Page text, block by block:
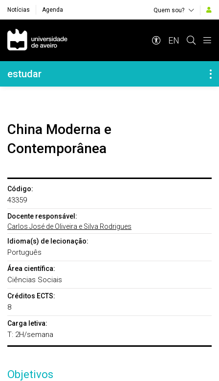
Notícias Agenda Quem sou?
Navegação Principal
EN
Navegação Lateral
estudar
China Moderna e
Contemporânea
Código:
43359
Docente responsável:
Carlos José de Oliveira e Silva Rodrigues
Idioma(s) de lecionação:
Português
Área científica:
Ciências Sociais
Créditos ECTS:
8
Carga letiva:
T: 2H/semana
Objetivos